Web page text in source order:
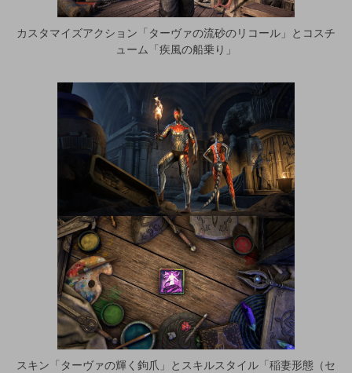
カスタマイズアクション「ターヴァの流砂のリコール」とコスチ
ューム「疾風の船乗り」
スキン「ターヴァの輝く鉤爪」とスキルスタイル「稲妻形態（セ